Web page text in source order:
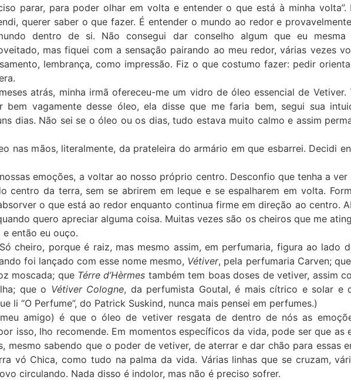
parar, para poder olhar em volta e entender o que está à minha volta”.
querer saber o que fazer. É entender o mundo ao redor e
dentro de si. Não consegui dar conselho algum que eu mesma
mas fiquei com a sensação pairando ao meu redor, várias vezes
lembrança, como impressão. Fiz o que costumo fazer: pedir
atrás, minha irmã ofereceu-me um vidro de óleo essencial de Vetiver.
bem vagamente desse óleo, ela disse que me faria bem, segui sua
dias. Não sei se o óleo ou os dias, tudo estava muito calmo e assim
nas mãos, literalmente, da prateleira do armário em que esbarrei. Decidi
emoções, a voltar ao nosso próprio centro. Desconfio que tenha a
centro da terra, sem se abrirem em leque e se espalharem em volta.
o que está ao redor enquanto continua firme em direção ao centro.
quero apreciar alguma coisa. Muitas vezes são os cheiros que me
então eu ouço.
cheiro, porque é raiz, mas mesmo assim, em perfumaria, figura ao lado
foi lançado com esse nome mesmo, Vétiver, pela perfumaria Carven;
moscada; que Térre d’Hèrmes também tem boas doses de vetiver, assim
que o Vétiver Cologne, da perfumista Goutal, é mais cítrico e solar e
li “O Perfume”, do Patrick Suskind, nunca mais pensei em perfumes.)
amigo) é que o óleo de vetiver resgata de dentro de nós as
isso, lho recomende. Em momentos específicos da vida, pode ser que as
mesmo sabendo que o poder de vetiver, de aterrar e dar chão para essas
vó Chica, como tudo na palma da vida. Várias linhas que se cruzam,
circulando. Nada disso é indolor, mas não é preciso sofrer.